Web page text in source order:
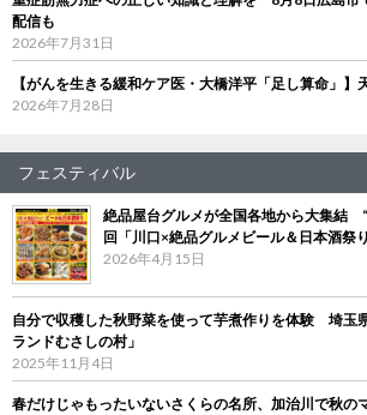
配信も
2026年7月31日
【がんを生きる緩和ケア医・大橋洋平「足し算命」】
2026年7月28日
フェスティバル
絶品屋台グルメが全国各地から大集結
回「川口×絶品グルメビール＆日本酒祭
2026年4月15日
自分で収穫した秋野菜を使って芋煮作りを体験 埼玉
ランドむさしの村」
2025年11月4日
春だけじゃもったいないさくらの名所、加治川で秋の